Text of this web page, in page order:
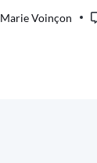
Marie Voinçon